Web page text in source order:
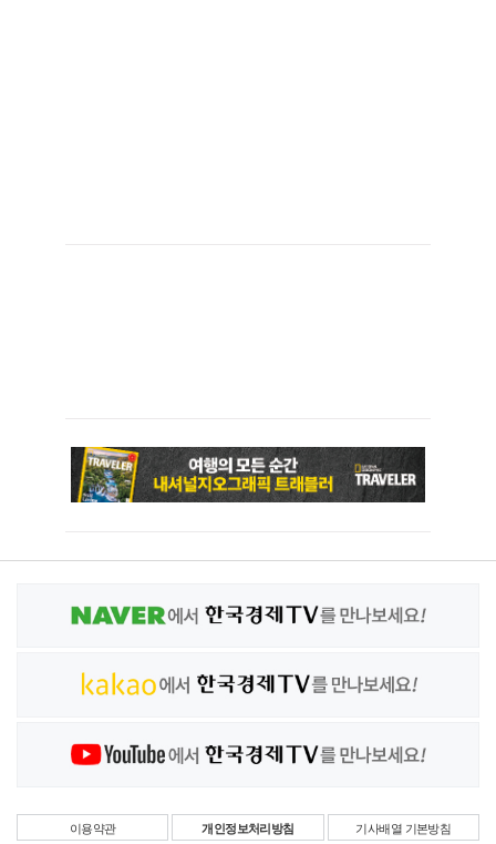
이용약관 개인정보처리방침 기사배열 기본방침